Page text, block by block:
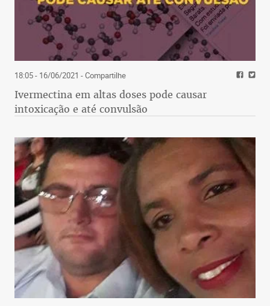
18:05 - 16/06/2021 - Compartilhe
Ivermectina em altas doses pode causar
intoxicação e até convulsão